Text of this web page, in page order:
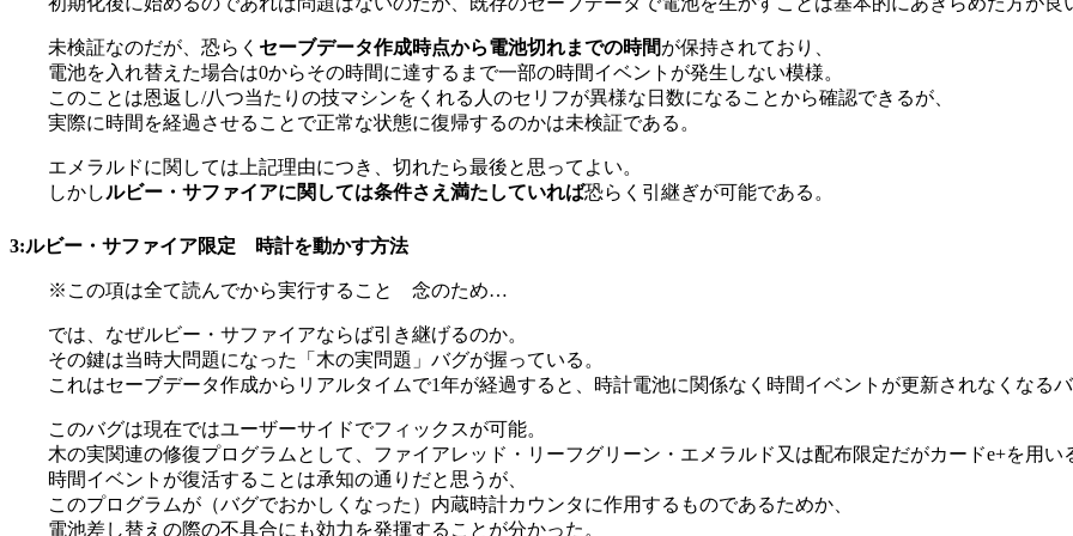
未検証なのだが、恐らく セーブデータ作成時点から電池切れまでの時間が保持されており、
電池を入れ替えた場合は0からその時間に達するまで一部の時間イベントが発生しない模様。
このことは恩返し/八つ当たりの技マシンをくれる人のセリフが異様な日数になることから確認できるが、
実際に時間を経過させることで正常な状態に復帰するのかは未検証である。
エメラルドに関しては上記理由につき、切れたら最後と思ってよい。
しかしルビー・サファイアに関しては条件さえ満たしていれば恐らく引継ぎが可能である。
3:ルビー・サファイア限定 時計を動かす方法
※この項は全て読んでから実行すること 念のため…
では、なぜルビー・サファイアならば引き継げるのか。
その鍵は当時大問題になった「木の実問題」バグが握っている。
これはセーブデータ作成からリアルタイムで1年が経過すると、時計電池に関係なく時間イベントが更新されなくなるバ
このバグは現在ではユーザーサイドでフィックスが可能。
木の実関連の修復プログラムとして、ファイアレッド・リーフグリーン・エメラルド又は配布限定だがカードe+を用い
時間イベントが復活することは承知の通りだと思うが、
このプログラムが（バグでおかしくなった）内蔵時計カウンタに作用するものであるためか、
電池差し替えの際の不具合にも効力を発揮することが分かった。